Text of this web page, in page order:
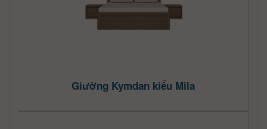
Giường Kymdan kiểu Mila